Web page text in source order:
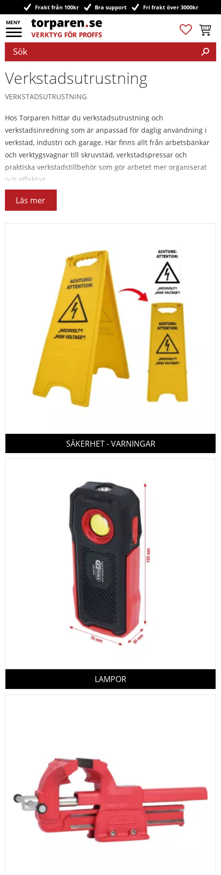
Meny
Frakt från 100kr Bra support Fri frakt över 3000kr
Favoriter
Verkstadsutrustning
VERKSTADSUTRUSTNING
Hos Torparen hittar du verkstadsutrustning och
verkstadsinredning som är anpassad för daglig användning i
verkstad, industri och garage. Här finns allt från arbetsbänkar
och verktygsvagnar till skruvstäd, verkstadspressar och
praktiska verkstadstillbehör som gör arbetet mer organiserat
och effektivt.
Läs mer
SÄKERHET - VARNINGAR
LAMPOR